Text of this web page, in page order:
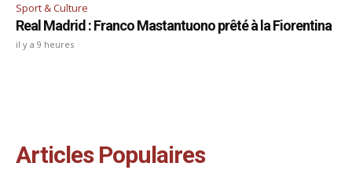
Sport & Culture
Real Madrid : Franco Mastantuono prêté à la Fiorentina
il y a 9 heures
Articles Populaires